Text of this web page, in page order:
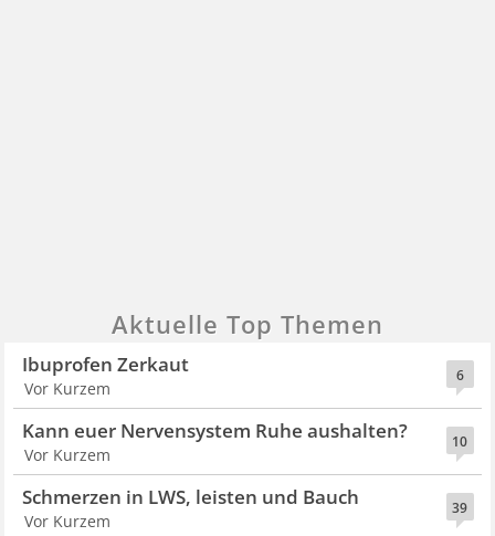
Aktuelle Top Themen
6
Ibuprofen Zerkaut
Vor Kurzem
10
Kann euer Nervensystem Ruhe aushalten?
Vor Kurzem
39
Schmerzen in LWS, leisten und Bauch
Vor Kurzem